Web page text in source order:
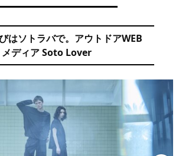
はソトラバで。アウトドアWEB
メディア Soto Lover